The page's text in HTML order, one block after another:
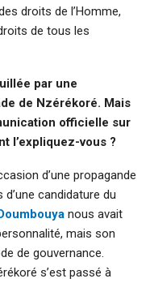
droits de l’Homme,
de tous les
par une
de Nzérékoré. Mais
officielle sur
l’expliquez-vous ?
d’une propagande
candidature du
nous avait
mais son
de gouvernance.
s’est passé à